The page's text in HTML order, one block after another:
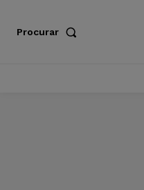
Procurar